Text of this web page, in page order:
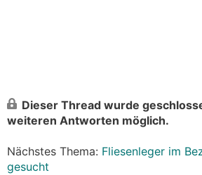
Dieser Thread wurde
weiteren Antworten möglich.
Nächstes Thema: Fliesenleger im
gesucht